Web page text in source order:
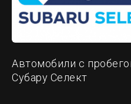
Автомобили с
Субару Селект